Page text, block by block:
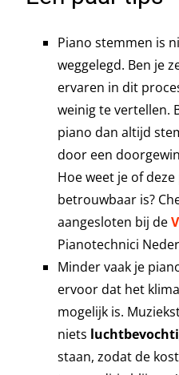
Piano stemmen is
weggelegd. Ben je
ervaren in dit
weinig te vertellen.
piano dan altijd
door een
Hoe weet je of
betrouwbaar is?
aangesloten bij de
Pianotechnici
Minder vaak je
ervoor dat het
mogelijk is.
niets
staan, zodat de